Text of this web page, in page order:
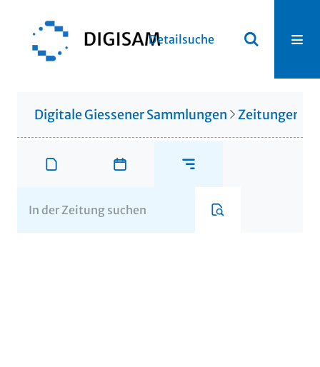
Detailsuche
Digitale Giessener Sammlungen Zeitungen